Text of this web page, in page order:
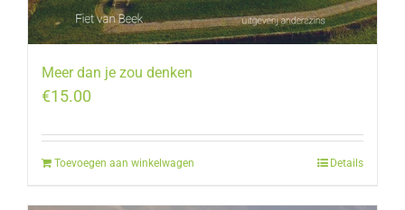
Meer dan je zou denken
€15.00
Toevoegen aan winkelwagen Details